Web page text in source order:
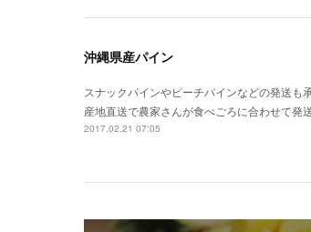
沖縄県産パイン
スナックパインやピーチパインなどの発送も
産地直送で農家さんが食べごろに合わせて発
2017.02.21 07:05